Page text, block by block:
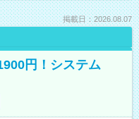
掲載日：2026.08.07
円！システム